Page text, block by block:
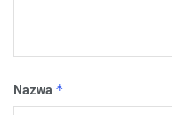
Nazwa *